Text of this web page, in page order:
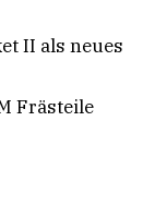
II als neues
Frästeile